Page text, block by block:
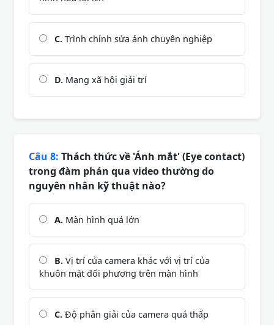
C. Trình chỉnh sửa ảnh chuyên nghiệp
D. Mạng xã hội giải trí
Câu 8: Thách thức về 'Ánh mắt' (Eye contact)
trong đàm phán qua video thường do
nguyên nhân kỹ thuật nào?
A. Màn hình quá lớn
B. Vị trí của camera khác với vị trí của
khuôn mặt đối phương trên màn hình
C. Độ phân giải của camera quá thấp